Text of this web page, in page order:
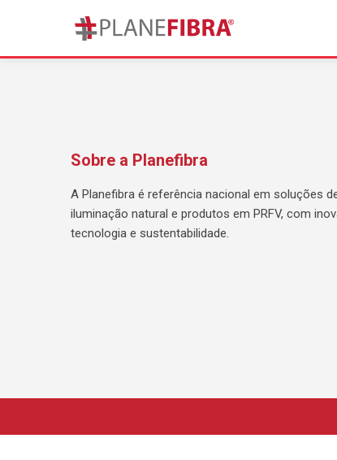
Sobre a Planefibra
A Planefibra é referência nacional em soluções
iluminação natural e produtos em PRFV, com
tecnologia e sustentabilidade.